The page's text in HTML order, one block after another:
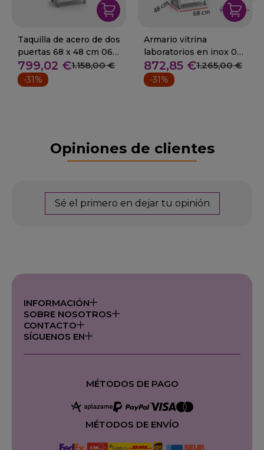
Taquilla de acero de dos
puertas 68 x 48 cm 06-
081406
799,02 €1.158,00 €
-31%
Armario vitrina
laboratorios en inox 06-
081620
872,85 €1.265,00 €
-31%
Opiniones de clientes
Sé el primero en dejar tu opinión
INFORMACIÓN
SOBRE NOSOTROS
CONTACTO
SÍGUENOS EN
MÉTODOS DE PAGO
MÉTODOS DE ENVÍO